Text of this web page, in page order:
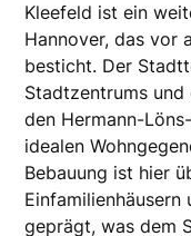
Kleefeld ist ein
Hannover, das vor
besticht. Der
Stadtzentrums
den Hermann-
idealen
Bebauung ist hier
Einfamilienhäusern
geprägt, was dem